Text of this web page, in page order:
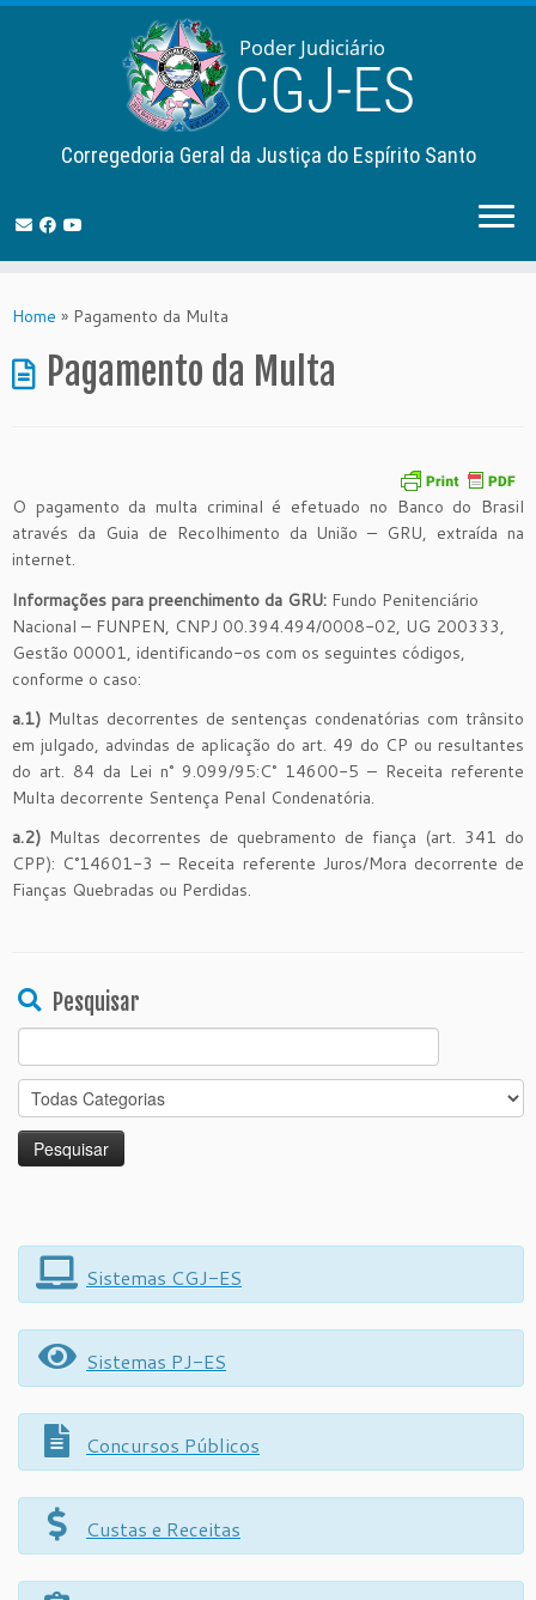
to
Corregedoria Geral da Justiça do Espírito Santo
Home » Pagamento da Multa
Pagamento da Multa
O pagamento da multa criminal é efetuado no Banco do Brasil
através da Guia de Recolhimento da União – GRU, extraída na
internet.
Informações para preenchimento da GRU: Fundo Penitenciário
Nacional – FUNPEN, CNPJ 00.394.494/0008-02, UG 200333,
Gestão 00001, identificando-os com os seguintes códigos,
conforme o caso:
a.1) Multas decorrentes de sentenças condenatórias com trânsito
em julgado, advindas de aplicação do art. 49 do CP ou resultantes
do art. 84 da Lei n° 9.099/95:C° 14600-5 – Receita referente
Multa decorrente Sentença Penal Condenatória.
a.2) Multas decorrentes de quebramento de fiança (art. 341 do
CPP): C°14601-3 – Receita referente Juros/Mora decorrente de
Fianças Quebradas ou Perdidas.
Pesquisar
Search
for:
Sistemas CGJ-ES
Sistemas PJ-ES
Concursos Públicos
Custas e Receitas